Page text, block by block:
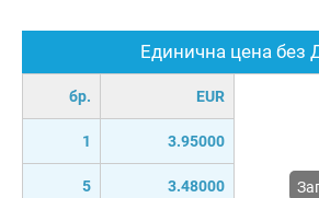
Единична цена без
бр. EUR
1 3.95000
5 3.48000